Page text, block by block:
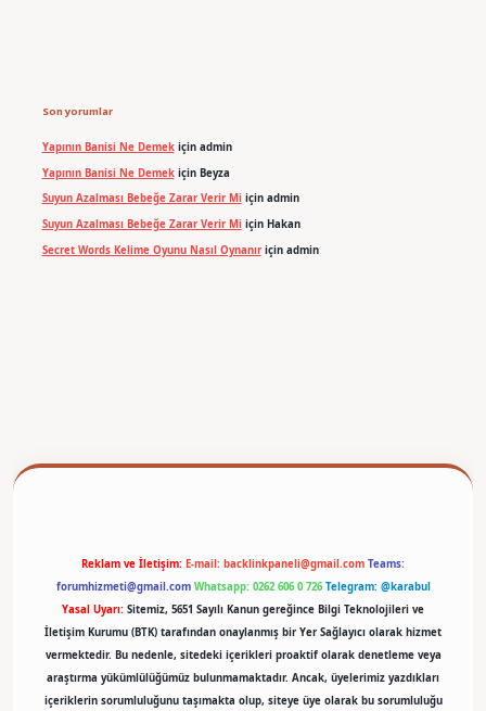
Son yorumlar
Yapının Banisi Ne Demekiçin admin
Yapının Banisi Ne Demekiçin Beyza
Suyun Azalması Bebeğe Zarar Verir Miiçin admin
Suyun Azalması Bebeğe Zarar Verir Miiçin Hakan
Secret Words Kelime Oyunu Nasıl Oynanıriçin admin
Reklam ve İletişim: E-mail: backlinkpaneli@gmail.com Teams:
forumhizmeti@gmail.com Whatsapp: 0262 606 0 726 Telegram: @karabul
Yasal Uyarı: Sitemiz, 5651 Sayılı Kanun gereğince Bilgi Teknolojileri ve
İletişim Kurumu (BTK) tarafından onaylanmış bir Yer Sağlayıcı olarak hizmet
vermektedir. Bu nedenle, sitedeki içerikleri proaktif olarak denetleme veya
araştırma yükümlülüğümüz bulunmamaktadır. Ancak, üyelerimiz yazdıkları
içeriklerin sorumluluğunu taşımakta olup, siteye üye olarak bu sorumluluğu